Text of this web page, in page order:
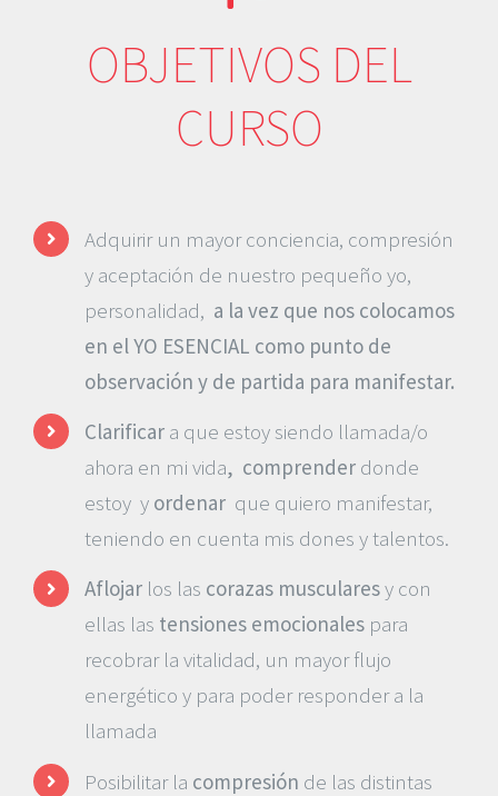
OBJETIVOS DEL
CURSO
Adquirir un mayor conciencia, compresión
y aceptación de nuestro pequeño yo,
personalidad, a la vez que nos colocamos
en el YO ESENCIAL como punto de
observación y de partida para manifestar.
Clarificar a que estoy siendo llamada/o
ahora en mi vida, comprender donde
estoy yordenarque quiero manifestar,
teniendo en cuenta mis dones y talentos.
Aflojarlos las corazas muscularesy con
ellas las tensiones emocionales para
recobrar la vitalidad, un mayor flujo
energético y para poder responder a la
llamada
Posibilitar la compresión de las distintas